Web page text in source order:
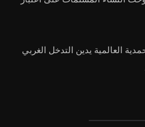
العالمية يدين التدخل الغربي